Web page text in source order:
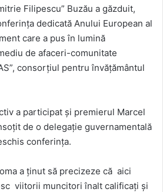
Filipescu” Buzău a găzduit,
dedicată Anului European al
care a pus în lumină
de afaceri-comunitate
consorțiul pentru învățământul
a participat și premierul Marcel
de o delegație guvernamentală
conferința.
a ținut să precizeze că aici
viitorii muncitori înalt calificați și